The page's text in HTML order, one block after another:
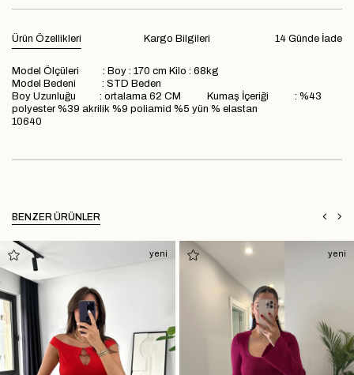
Ürün Özellikleri 14 Günde İade
Kargo Bilgileri
Model Ölçüleri : Boy : 170 cm Kilo : 68kg
Model Bedeni : STD Beden
Boy Uzunluğu : ortalama 62 CM Kumaş İçeriği : %43
polyester %39 akrilik %9 poliamid %5 yün % elastan
10640
BENZER ÜRÜNLER
yeni yeni